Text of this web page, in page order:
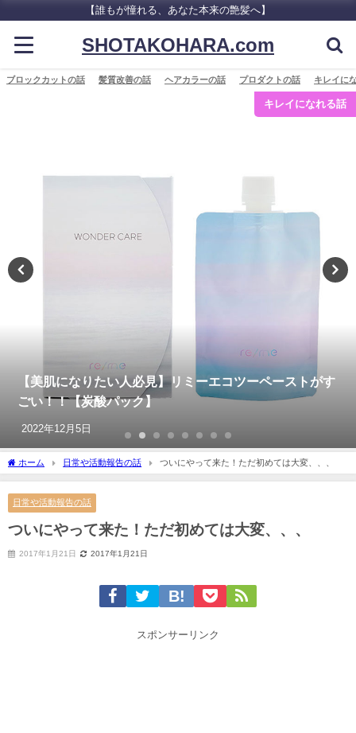
【誰もが憧れる、あなた本来の艶髪へ】
SHOTAKOHARA.com
ブロックカットの話 髪質改善の話 ヘアカラーの話 プロダクトの話 キレイに
プロダクトの話
超おすすめのオーガニックシャンプー【eufora（ユフォ
ラ）】のシャンプーを全て解説したよっ
2017年8月17日
ホーム 日常や活動報告の話 ついにやって来た！ただ初めては大変、、、
日常や活動報告の話
ついにやって来た！ただ初めては大変、、、
2017年1月21日 2017年1月21日
スポンサーリンク